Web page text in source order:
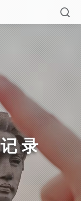
录